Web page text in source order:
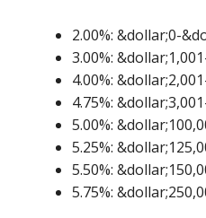
2.00%: &dollar;0-
3.00%:
4.00%:
4.75%:
5.00%:
5.25%:
5.50%:
5.75%: